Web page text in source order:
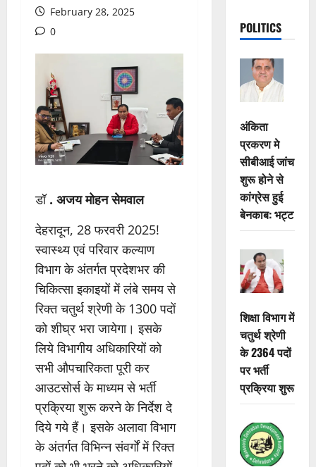
February 28, 2025
0
डॉ. अजय मोहन सेमवाल
देहरादून, 28 फरवरी 2025!
स्वास्थ्य एवं परिवार कल्याण
विभाग के अंतर्गत प्रदेशभर की
चिकित्सा इकाइयों में लंबे समय से
रिक्त चतुर्थ श्रेणी के 1300 पदों
को शीघ्र भरा जायेगा। इसके
लिये विभागीय अधिकारियों को
सभी औपचारिकता पूरी कर
आउटसोर्स के माध्यम से भर्ती
प्रक्रिया शुरू करने के निर्देश दे
दिये गये हैं। इसके अलावा विभाग
के अंतर्गत विभिन्न संवर्गों में रिक्त
POLITICS
अंकिता
प्रकरण मे
सीबीआई जांच
शुरू होने से
कांग्रेस हुई
बेनकाब: भट्ट
शिक्षा विभाग में
चतुर्थ श्रेणी
के 2364 पदों
पर भर्ती
प्रक्रिया शुरू